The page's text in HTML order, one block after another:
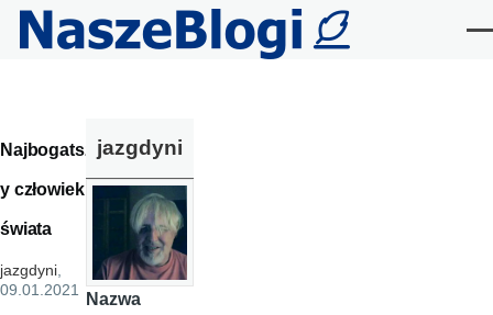
Przejdź do treści
Najbogatsz
y człowiek
świata
jazgdyni,
09.01.2021
jazgdyni
Nazwa